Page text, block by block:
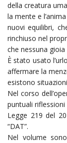
della creatura
la mente e
nuovi equilibri,
rinchiuso nel
che nessuna gioia
È stato usato
affermare la
esistono
Nel corso
puntuali riflessioni
Legge 219 del
“DAT”.
Nel volume